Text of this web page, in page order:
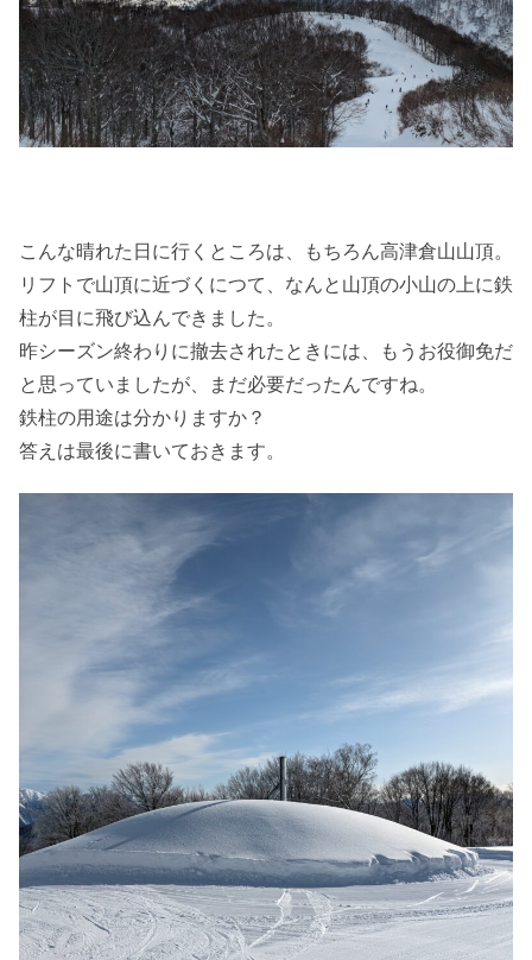
こんな晴れた日に行くところは、もちろん高津倉山山頂。
リフトで山頂に近づくにつて、なんと山頂の小山の上に鉄
柱が目に飛び込んできました。
昨シーズン終わりに撤去されたときには、もうお役御免だ
と思っていましたが、まだ必要だったんですね。
鉄柱の用途は分かりますか？
答えは最後に書いておきます。